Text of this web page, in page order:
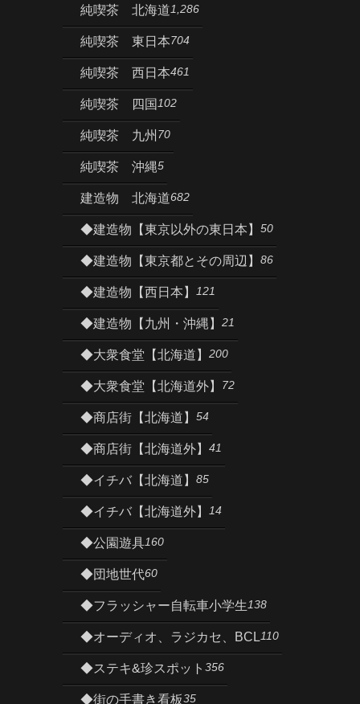
純喫茶 北海道1,286
純喫茶 東日本704
純喫茶 西日本461
純喫茶 四国 102
純喫茶 九州 70
純喫茶 沖縄5
建造物 北海道682
◆建造物【東京以外の東日本】 50
◆建造物【東京都とその周辺】 86
◆建造物【西日本】 121
◆建造物【九州・沖縄】 21
◆大衆食堂【北海道】 200
◆大衆食堂【北海道外】 72
◆商店街【北海道】 54
◆商店街【北海道外】 41
◆イチバ【北海道】 85
◆イチバ【北海道外】 14
◆公園遊具160
◆団地世代60
◆フラッシャー自転車小学生138
◆オーディオ、ラジカセ、BCL110
◆ステキ&珍スポット 356
◆街の手書き看板35